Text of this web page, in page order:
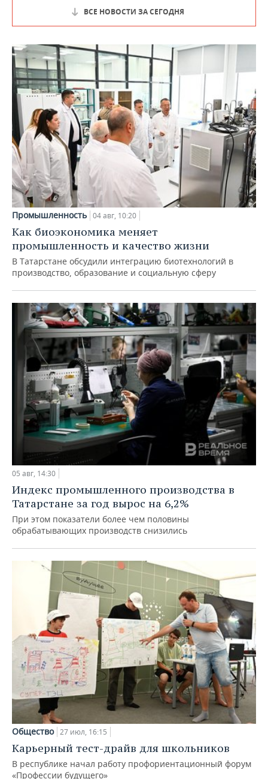
ВСЕ НОВОСТИ ЗА СЕГОДНЯ
Промышленность 04 авг, 10:20
Как биоэкономика меняет
промышленность и качество жизни
В Татарстане обсудили интеграцию биотехнологий в
производство, образование и социальную сферу
05 авг, 14:30
Индекс промышленного производства в
Татарстане за год вырос на 6,2%
При этом показатели более чем половины
обрабатывающих производств снизились
Общество 27 июл, 16:15
Карьерный тест-драйв для школьников
В республике начал работу профориентационный форум
«Профессии будущего»